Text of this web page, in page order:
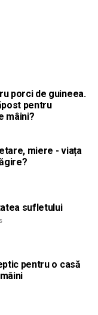
porci de guineea.
pentru
mâini?
miere - viața
sufletului
pentru o casă